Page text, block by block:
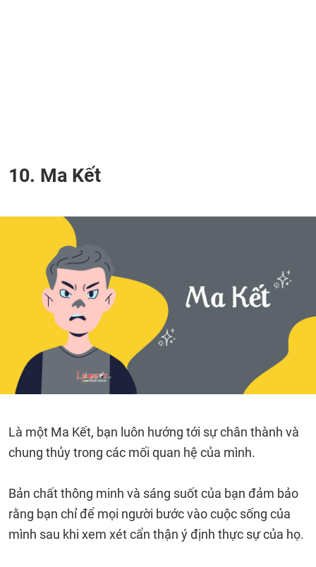
10. Ma Kết
Là một Ma Kết, bạn luôn hướng tới sự chân thành và
chung thủy trong các mối quan hệ của mình.
Bản chất thông minh và sáng suốt của bạn đảm bảo
rằng bạn chỉ để mọi người bước vào cuộc sống của
mình sau khi xem xét cẩn thận ý định thực sự của họ.